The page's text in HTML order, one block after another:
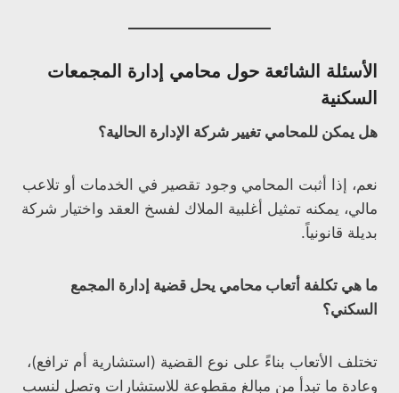
الأسئلة الشائعة حول محامي إدارة المجمعات
السكنية
هل يمكن للمحامي تغيير شركة الإدارة الحالية؟
نعم، إذا أثبت المحامي وجود تقصير في الخدمات أو تلاعب
مالي، يمكنه تمثيل أغلبية الملاك لفسخ العقد واختيار شركة
بديلة قانونياً.
ما هي تكلفة أتعاب محامي يحل قضية إدارة المجمع
السكني؟
تختلف الأتعاب بناءً على نوع القضية (استشارية أم ترافع)،
وعادة ما تبدأ من مبالغ مقطوعة للاستشارات وتصل لنسب